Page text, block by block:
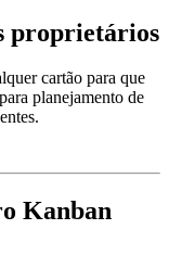
proprietários
cartão para que
planejamento de
Kanban